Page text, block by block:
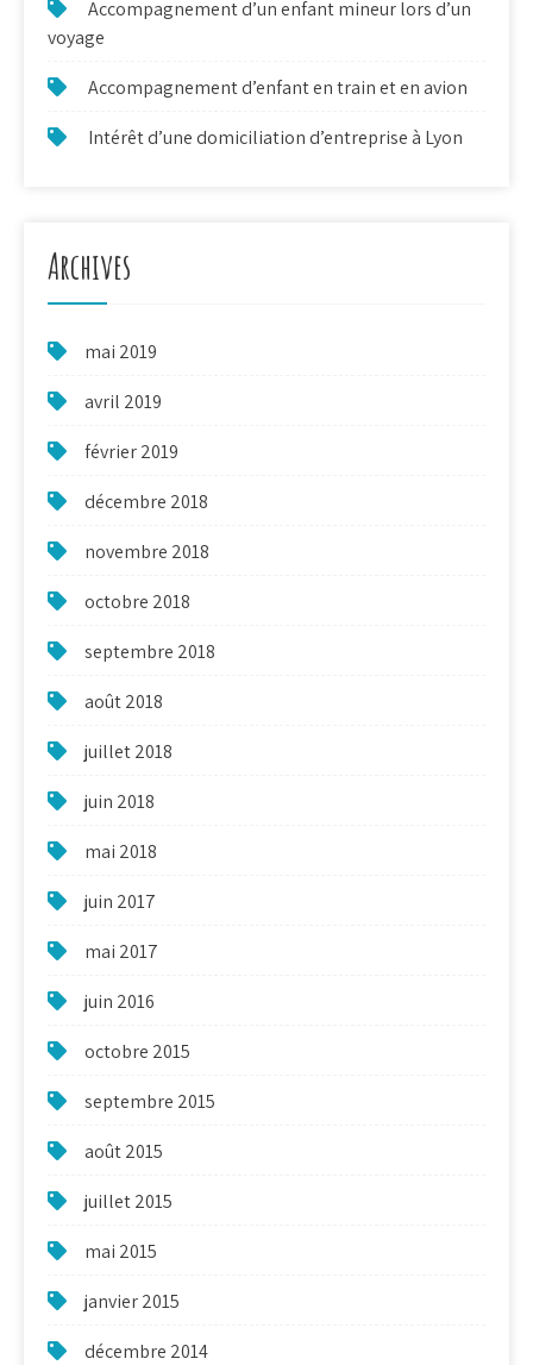
Accompagnement d’un enfant mineur lors d’un
voyage
Accompagnement d’enfant en train et en avion
Intérêt d’une domiciliation d’entreprise à Lyon
Archives
mai 2019
avril 2019
février 2019
décembre 2018
novembre 2018
octobre 2018
septembre 2018
août 2018
juillet 2018
juin 2018
mai 2018
juin 2017
mai 2017
juin 2016
octobre 2015
septembre 2015
août 2015
juillet 2015
mai 2015
janvier 2015
décembre 2014